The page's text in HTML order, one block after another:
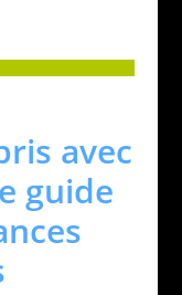
avec
guide